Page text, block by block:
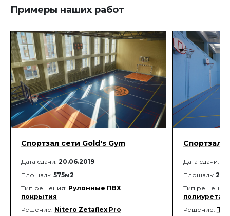
Примеры наших работ
Спортзал сети Gold's Gym
Дата сдачи: 20.06.2019
Площадь: 575м2
Тип решения: Рулонные ПВХ
покрытия
Решение: Nitero Zetaflex Pro
Спортзал
Дата сдачи:
Площадь:
Тип решения:
Решение: